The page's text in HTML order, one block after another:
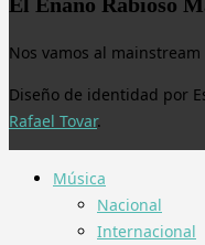
Nos vamos al mainstream
Diseño de identidad por
Rafael Tovar.
Música
Nacional
Internacional